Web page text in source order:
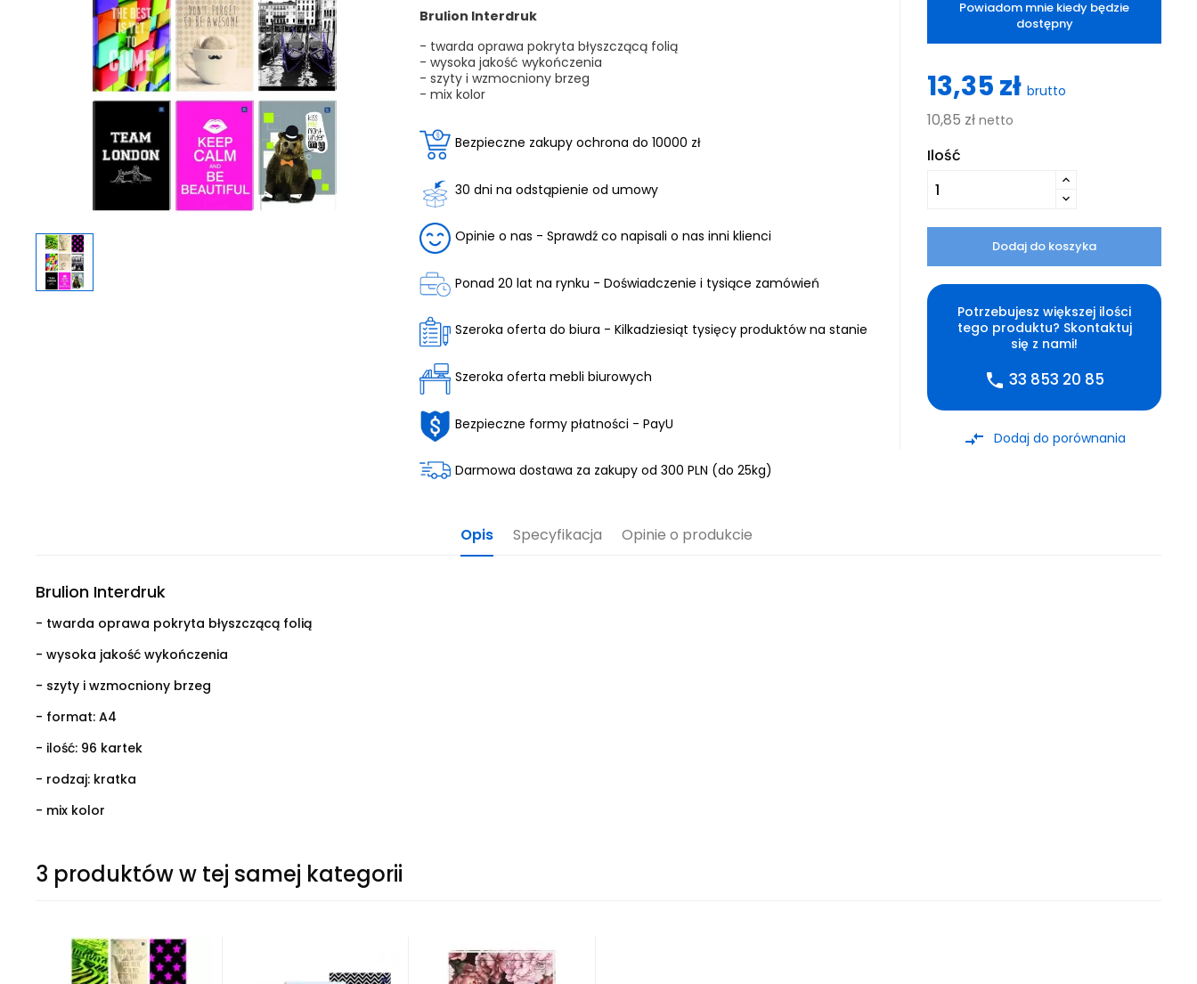
Brulion Interdruk
- twarda oprawa pokryta błyszczącą folią
- wysoka jakość wykończenia
- szyty i wzmocniony brzeg
- mix kolor
Bezpieczne zakupy ochrona do 10000 zł
30 dni na odstąpienie od umowy
Opinie o nas - Sprawdź co napisali o nas inni klienci
Ponad 20 lat na rynku - Doświadczenie i tysiące zamówień
Szeroka oferta do biura - Kilkadziesiąt tysięcy produktów na stanie
Szeroka oferta mebli biurowych
Bezpieczne formy płatności - PayU
Darmowa dostawa za zakupy od 300 PLN (do 25kg)
Powiadom mnie kiedy będzie
dostępny
13,35 zł brutto
10,85 zł netto
Ilość
Dodaj do koszyka
Potrzebujesz większej ilości
tego produktu? Skontaktuj
się z nami!
phone 33 853 20 85
compare_arrows Dodaj do porównania
Opis Specyfikacja Opinie o produkcie
Brulion Interdruk
- twarda oprawa pokryta błyszczącą folią
- wysoka jakość wykończenia
- szyty i wzmocniony brzeg
- format: A4
- ilość: 96 kartek
- rodzaj: kratka
- mix kolor
3 produktów w tej samej kategorii